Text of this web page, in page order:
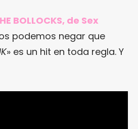
BOLLOCKS, de Sex
podemos negar que
» es un hit en toda regla. Y